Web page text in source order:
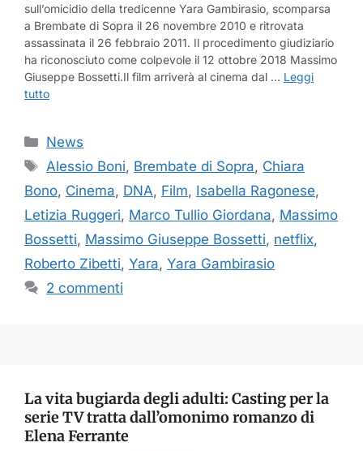
sull’omicidio della tredicenne Yara Gambirasio, scomparsa
a Brembate di Sopra il 26 novembre 2010 e ritrovata
assassinata il 26 febbraio 2011. Il procedimento giudiziario
ha riconosciuto come colpevole il 12 ottobre 2018 Massimo
Giuseppe Bossetti.Il film arriverà al cinema dal … Leggi
tutto
Categorie
News
Tag
Alessio Boni, Brembate di Sopra, Chiara
Bono, Cinema, DNA, Film, Isabella Ragonese,
Letizia Ruggeri, Marco Tullio Giordana, Massimo
Bossetti, Massimo Giuseppe Bossetti, netflix,
Roberto Zibetti, Yara, Yara Gambirasio
2 commenti
La vita bugiarda degli adulti: Casting per la
serie TV tratta dall’omonimo romanzo di
Elena Ferrante